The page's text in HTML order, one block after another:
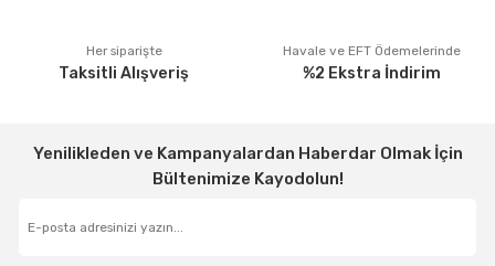
Her siparişte
Taksitli Alışveriş
Havale ve EFT Ödemelerinde
%2 Ekstra İndirim
Yenilikleden ve Kampanyalardan Haberdar Olmak İçin
Bültenimize Kayodolun!